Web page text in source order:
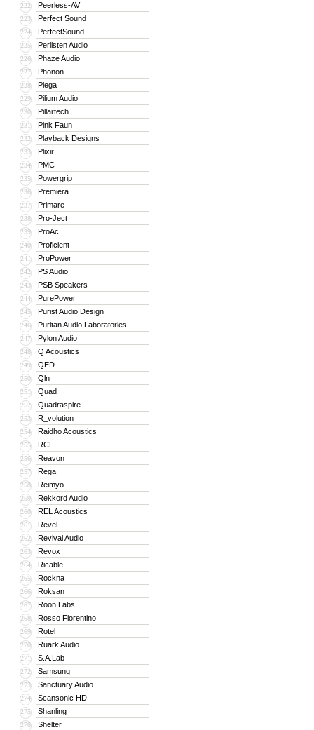
222 Peerless-AV
223 Perfect Sound
224 PerfectSound
225 Perlisten Audio
226 Phaze Audio
227 Phonon
228 Piega
229 Pilium Audio
230 Pillartech
231 Pink Faun
232 Playback Designs
233 Plixir
234 PMC
235 Powergrip
236 Premiera
237 Primare
238 Pro-Ject
239 ProAc
240 Proficient
241 ProPower
242 PS Audio
243 PSB Speakers
244 PurePower
245 Purist Audio Design
246 Puritan Audio Laboratories
247 Pylon Audio
248 Q Acoustics
249 QED
250 Qln
251 Quad
252 Quadraspire
253 R_volution
254 Raidho Acoustics
255 RCF
256 Reavon
257 Rega
258 Reimyo
259 Rekkord Audio
260 REL Acoustics
261 Revel
262 Revival Audio
263 Revox
264 Ricable
265 Rockna
266 Roksan
267 Roon Labs
268 Rosso Fiorentino
269 Rotel
270 Ruark Audio
271 S.A.Lab
272 Samsung
273 Sanctuary Audio
274 Scansonic HD
275 Shanling
276 Shelter